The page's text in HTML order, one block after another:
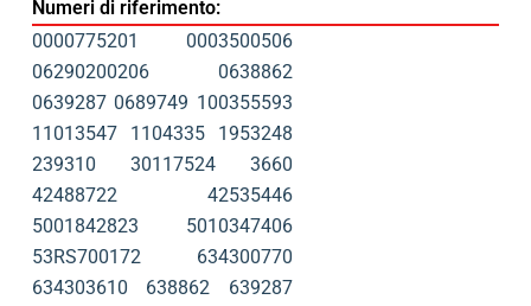
Numeri di riferimento:
0000775201
0003500506
06290200206
0638862
0639287 0689749 100355593
11013547
1104335
1953248
239310
30117524
3660
42488722
42535446
5001842823
5010347406
53RS700172
634300770
634303610
638862
639287